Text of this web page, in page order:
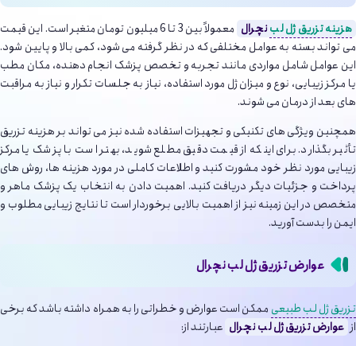
هزینه تزریق ژل لبنچرال
معمولاً بین 3 تا 6 میلیون تومان متغیر است. این قیمت
می تواند بسته به عوامل مختلفی که در نظر گرفته می شود، کمی بالا و پایین شود.
این عوامل شامل مواردی مانند تجربه و تخصص پزشک انجام دهنده، مکان مطب
یا مرکز زیبایی، نوع و میزان ژل مورد استفاده، نیاز به جلسات تکرار و نیاز به مراقبت
های بعد از درمان می شوند.
همچنین ویژگی های تکنیکی و تجهیزات استفاده شده نیز می تواند بر هزینه تزریق
تأثیر بگذارد. برای اینکه از قیمت دقیق مطلع شوید، بهتر است با پزشک یا مرکز
زیبایی مورد نظر خود مشورت کنید و اطلاعات کاملی در مورد هزینه ها، روش های
پرداخت و جزئیات دیگر دریافت کنید. اهمیت دادن به انتخاب یک پزشک ماهر و
متخصص در این زمینه نیز از اهمیت بالایی برخوردار است تا نتایج زیبایی مطلوب و
ایمن را بدست آورید.
عوارض تزریق ژل لب نچرال
تزریق ژل لب طبیعی ممکن است عوارض و خطراتی را به همراه داشته باشد که برخی
از عوارض تزریق ژل لب نچرال عبارتند از: